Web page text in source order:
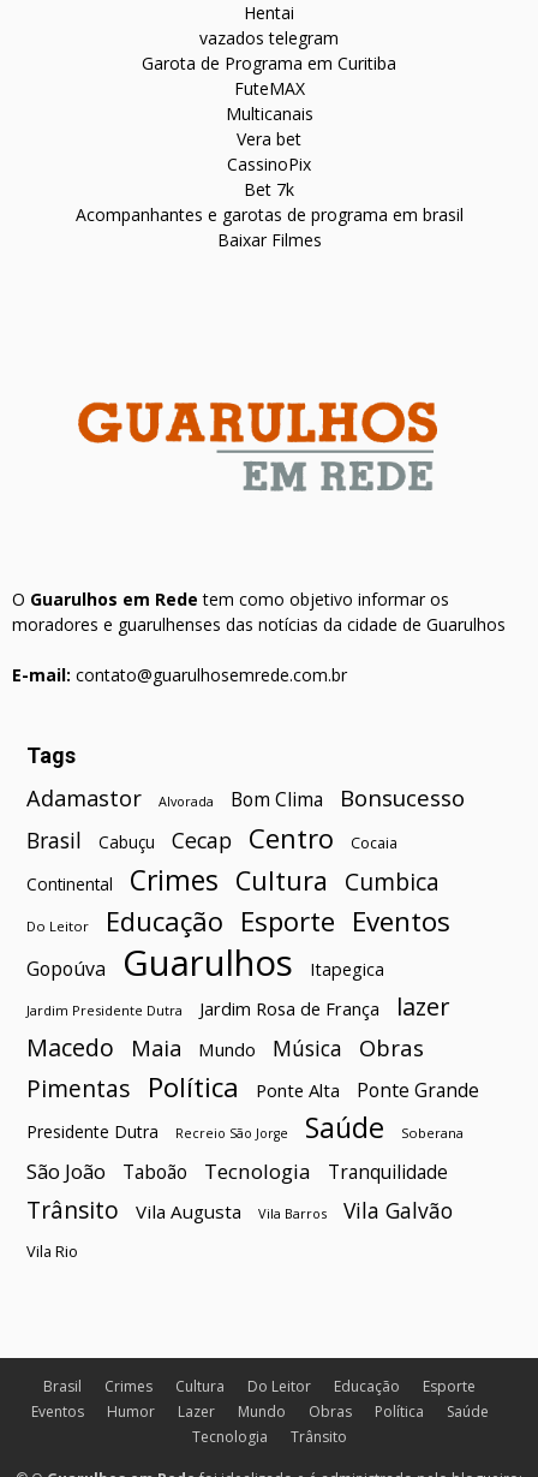
Hentai
vazados telegram
Garota de Programa em Curitiba
FuteMAX
Multicanais
Vera bet
CassinoPix
Bet 7k
Acompanhantes e garotas de programa em brasil
Baixar Filmes
O Guarulhos em Rede tem como objetivo informar os
moradores e guarulhenses das notícias da cidade de Guarulhos
E-mail: contato@guarulhosemrede.com.br
Tags
Adamastor Alvorada Bom Clima Bonsucesso
Brasil Cabuçu Cecap Centro Cocaia
Continental Crimes Cultura Cumbica
Do Leitor Educação Esporte Eventos
Gopoúva Guarulhos Itapegica
Jardim Presidente Dutra Jardim Rosa de França
lazer
Macedo
Maia Mundo Música Obras
Pimentas Política Ponte Alta Ponte Grande
Presidente Dutra Recreio São Jorge Saúde Soberana
São João Taboão Tecnologia Tranquilidade
Trânsito Vila Augusta Vila Barros Vila Galvão
Vila Rio
Brasil Crimes Cultura Do Leitor Educação
Esporte
Eventos
Humor Lazer Mundo Obras Política
Saúde
Tecnologia
Trânsito